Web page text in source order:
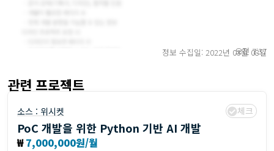
정보 수집일: 2022년 03월 08일
오전 7:37
관련 프로젝트
소스 : 위시켓 체크
PoC 개발을 위한 Python 기반 AI 개발
₩7,000,000원/월